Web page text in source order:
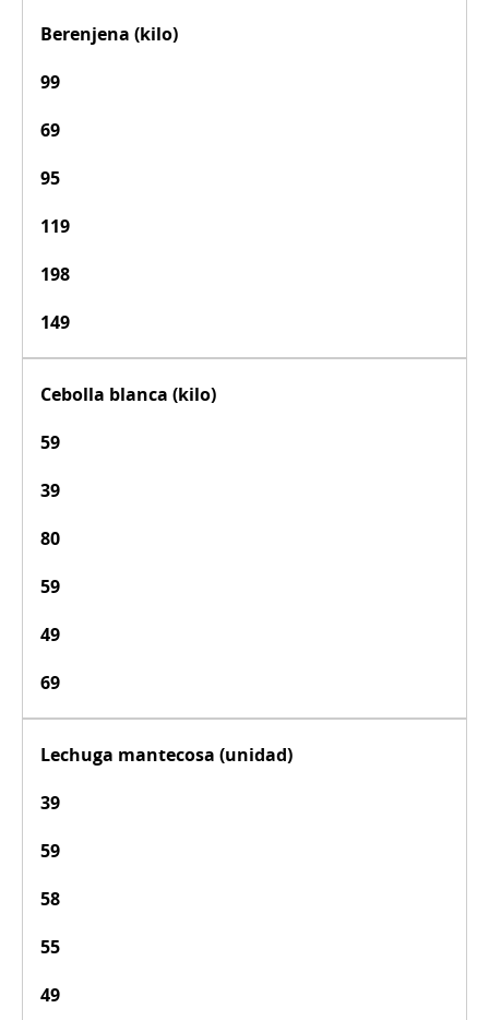
Berenjena (kilo)
99
69
95
119
198
149
Cebolla blanca (kilo)
59
39
80
59
49
69
Lechuga mantecosa (unidad)
39
59
58
55
49